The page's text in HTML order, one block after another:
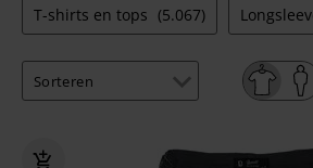
T-shirts en tops (5.067)